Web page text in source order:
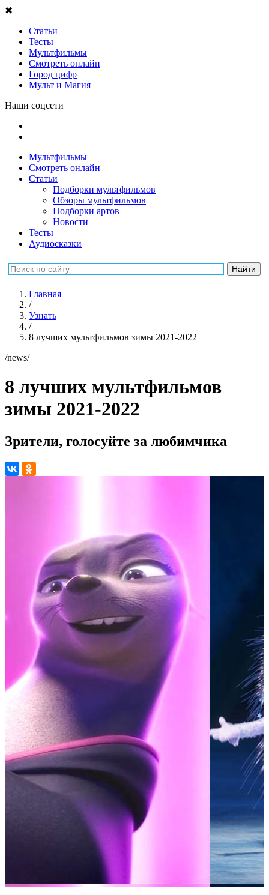
✖
Статьи
Тесты
Мультфильмы
Смотреть онлайн
Город цифр
Мульт и Магия
Наши соцсети
Мультфильмы
Смотреть онлайн
Статьи
Подборки мультфильмов
Обзоры мультфильмов
Подборки артов
Новости
Тесты
Аудиосказки
Главная
/
Узнать
/
8 лучших мультфильмов зимы 2021-2022
/news/
8 лучших мультфильмов
зимы 2021-2022
Зрители, голосуйте за любимчика